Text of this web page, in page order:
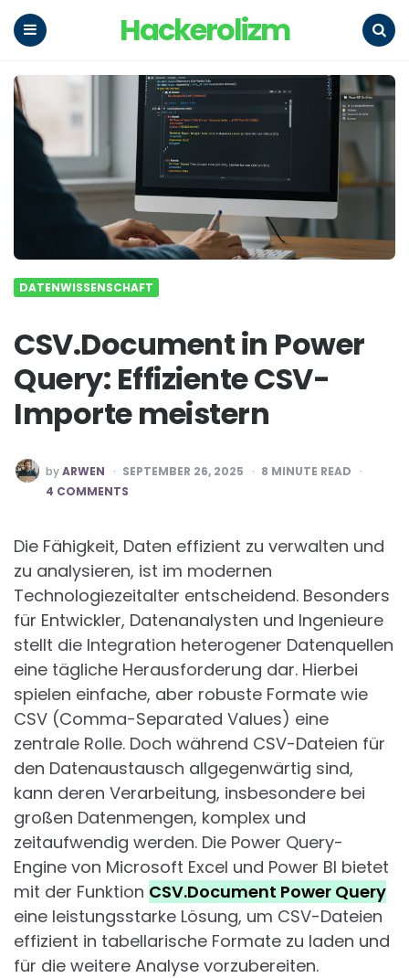
Hackerolizm
DATENWISSENSCHAFT
CSV.Document in Power
Query: Effiziente CSV-
Importe meistern
POSTED
BY
byARWEN SEPTEMBER 26, 2025 8 MINUTE READ
4 COMMENTS
Die Fähigkeit, Daten effizient zu verwalten und
zu analysieren, ist im modernen
Technologiezeitalter entscheidend. Besonders
für Entwickler, Datenanalysten und Ingenieure
stellt die Integration heterogener Datenquellen
eine tägliche Herausforderung dar. Hierbei
spielen einfache, aber robuste Formate wie
CSV (Comma-Separated Values) eine
zentrale Rolle. Doch während CSV-Dateien für
den Datenaustausch allgegenwärtig sind,
kann deren Verarbeitung, insbesondere bei
großen Datenmengen, komplex und
zeitaufwendig werden. Die Power Query-
Engine von Microsoft Excel und Power BI bietet
mit der Funktion CSV.Document Power Query
eine leistungsstarke Lösung, um CSV-Dateien
effizient in tabellarische Formate zu laden und
für die weitere Analyse vorzubereiten.